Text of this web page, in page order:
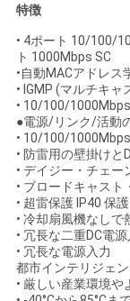
ュ
ー
ス
引
用
を
要
特徴
• 4ポート 10/100/
ト 1000Mbps SC
•自動MACアドレス
• IGMP (マルチキ
• 10/100/
●電源/リンク/活動
• 10/100/
• 防雷用の壁掛けと
• デイジー・チェー
• ブロードキャス
• 超雷保護 IP40 保護
• 冷却扇風機なしで
• 冗長な二重DC電源
• 冗長な電源入力
都市インテリジェ
• 厳しい産業環境や